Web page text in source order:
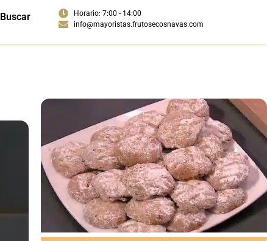
Buscar
Horario: 7:00 - 14:00
info@mayoristas.frutosecosnavas.com